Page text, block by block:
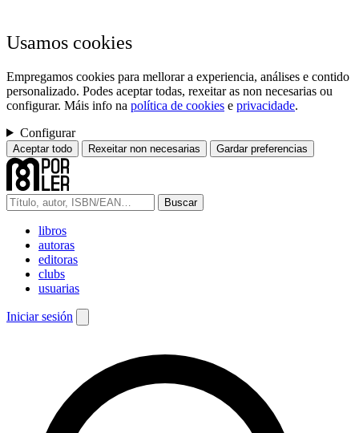
Usamos cookies
Empregamos cookies para mellorar a experiencia, análises e contido
personalizado. Podes aceptar todas, rexeitar as non necesarias ou
configurar. Máis info na política de cookies e privacidade.
Configurar
Aceptar todo Rexeitar non necesarias Gardar preferencias
Buscar
libros
autoras
editoras
clubs
usuarias
Iniciar sesión